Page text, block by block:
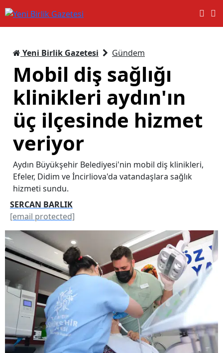
Yeni Birlik Gazetesi Gündem
Mobil diş sağlığı
klinikleri aydın'ın
üç ilçesinde hizmet
veriyor
Aydın Büyükşehir Belediyesi'nin mobil diş klinikleri,
Efeler, Didim ve İncirliova'da vatandaşlara sağlık
hizmeti sundu.
SERCAN BARLIK
[email protected]